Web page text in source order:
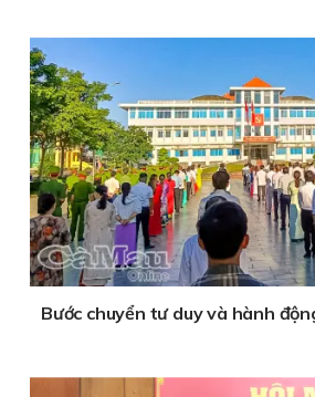
Bước chuyển tư duy và hành